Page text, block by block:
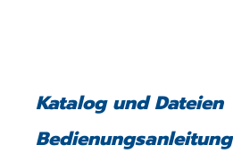
Katalog und Dateien
Bedienungsanleitung